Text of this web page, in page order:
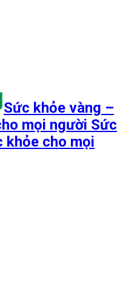
Sức khỏe vàng –
mọi người Sức
khỏe cho mọi